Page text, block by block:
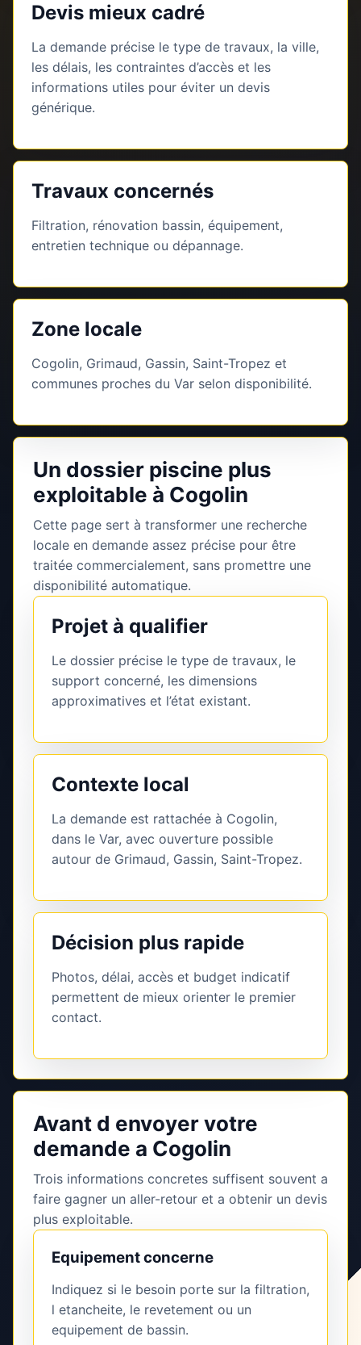
Devis mieux cadré
La demande précise le type de travaux, la ville,
les délais, les contraintes d’accès et les
informations utiles pour éviter un devis
générique.
Travaux concernés
Filtration, rénovation bassin, équipement,
entretien technique ou dépannage.
Zone locale
Cogolin, Grimaud, Gassin, Saint-Tropez et
communes proches du Var selon disponibilité.
Un dossier piscine plus
exploitable à Cogolin
Cette page sert à transformer une recherche
locale en demande assez précise pour être
traitée commercialement, sans promettre une
disponibilité automatique.
Projet à qualifier
Le dossier précise le type de travaux, le
support concerné, les dimensions
approximatives et l’état existant.
Contexte local
La demande est rattachée à Cogolin,
dans le Var, avec ouverture possible
autour de Grimaud, Gassin, Saint-Tropez.
Décision plus rapide
Photos, délai, accès et budget indicatif
permettent de mieux orienter le premier
contact.
Avant d envoyer votre
demande a Cogolin
Trois informations concretes suffisent souvent a
faire gagner un aller-retour et a obtenir un devis
plus exploitable.
Equipement concerne
Indiquez si le besoin porte sur la filtration,
l etancheite, le revetement ou un
equipement de bassin.